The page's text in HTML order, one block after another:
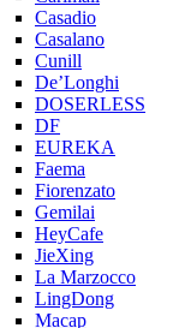
Casadio
Casalano
Cunill
De’Longhi
DOSERLESS
DF
EUREKA
Faema
Fiorenzato
Gemilai
HeyCafe
JieXing
La Marzocco
LingDong
Macap